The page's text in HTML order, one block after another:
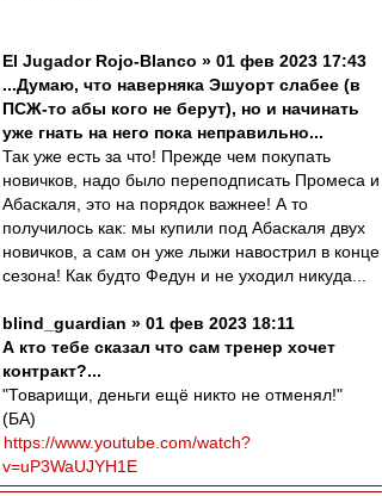
El Jugador Rojo-Blanco » 01 фев 2023 17:43
...Думаю, что наверняка Эшуорт слабее (в
ПСЖ-то абы кого не берут), но и начинать
уже гнать на него пока неправильно...
Так уже есть за что! Прежде чем покупать
новичков, надо было переподписать Промеса и
Абаскаля, это на порядок важнее! А то
получилось как: мы купили под Абаскаля двух
новичков, а сам он уже лыжи навострил в конце
сезона! Как будто Федун и не уходил никуда...
blind_guardian » 01 фев 2023 18:11
А кто тебе сказал что сам тренер хочет
контракт?...
"Товарищи, деньги ещё никто не отменял!"
(БА)
https://www.youtube.com/watch?
v=uP3WaUJYH1E